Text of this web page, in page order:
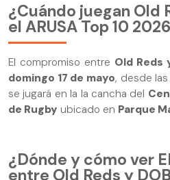
¿Cuándo juegan Old
el ARUSA Top 10
El compromiso entre Old Reds
domingo 17 de mayo, desde las
se jugará en la la cancha del
de Rugby ubicado en Parque
¿Dónde y cómo ver
entre Old Reds y